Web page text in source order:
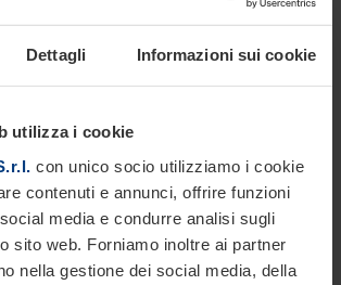
Dettagli Informazioni sui cookie
utilizza i cookie
con unico socio utilizziamo i cookie
contenuti e annunci, offrire funzioni
media e condurre analisi sugli
sito web. Forniamo inoltre ai partner
nella gestione dei social media, della